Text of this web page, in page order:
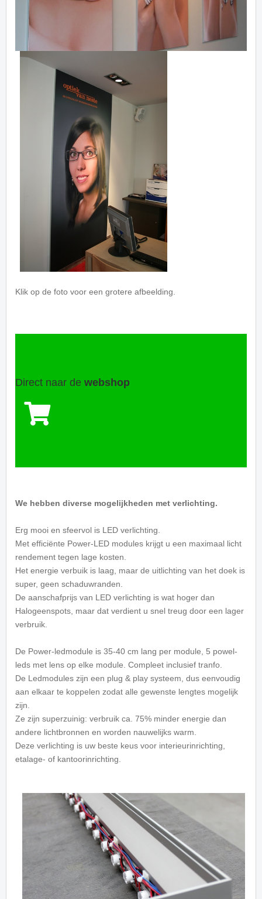
Klik op de foto voor een grotere afbeelding.
Direct naar de webshop
We hebben diverse mogelijkheden met verlichting.
Erg mooi en sfeervol is LED verlichting.
Met efficiënte Power-LED modules krijgt u een maximaal licht
rendement tegen lage kosten.
Het energie verbuik is laag, maar de uitlichting van het doek is
super, geen schaduwranden.
De aanschafprijs van LED verlichting is wat hoger dan
Halogeenspots, maar dat verdient u snel treug door een lager
verbruik.
De Power-ledmodule is 35-40 cm lang per module, 5 powel-
leds met lens op elke module. Compleet inclusief tranfo.
De Ledmodules zijn een plug & play systeem, dus eenvoudig
aan elkaar te koppelen zodat alle gewenste lengtes mogelijk
zijn.
Ze zijn superzuinig: verbruik ca. 75% minder energie dan
andere lichtbronnen en worden nauwelijks warm.
Deze verlichting is uw beste keus voor interieurinrichting,
etalage- of kantoorinrichting.